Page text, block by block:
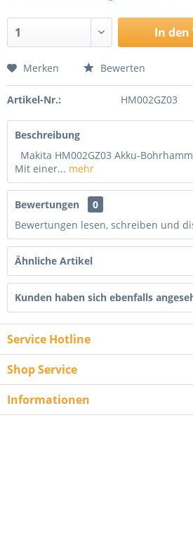
In den
Merken Bewerten
Artikel-Nr.: HM002GZ03
Beschreibung
Makita HM002GZ03 Akku-
Mit einer... mehr
Bewertungen
0
Bewertungen lesen, schreiben und
Ähnliche Artikel
Kunden haben sich ebenfalls
Service Hotline
Shop Service
Informationen